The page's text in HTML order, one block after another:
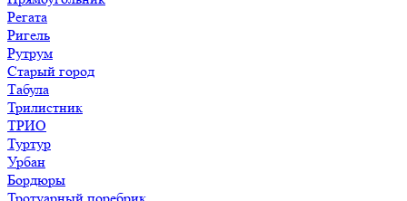
Регата
Ригель
Рутрум
Старый город
Табула
Трилистник
ТРИО
Туртур
Урбан
Бордюры